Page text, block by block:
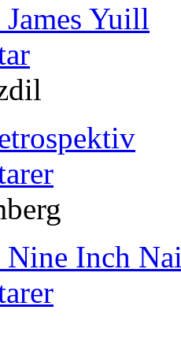
Yuill
Inch